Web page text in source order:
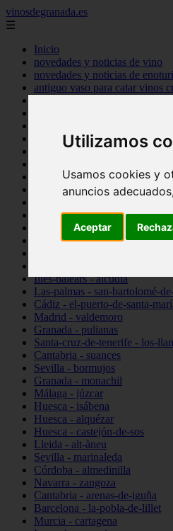
Utilizamos
Usamos cookies y
anuncios
Aceptar
vinosdegranada.es
☰
Inicio
novedades y noticias de vino
novedades y noticias de
antiguo vaso para catar vinos
Sevilla - sevilla
Barcelona - barcelona
Santa-cruz-de-tenerife - guía-
La-rioja - casalarreina
Almería - roquetas-de-mar
Illes-balears - alcúdia
Las-palmas - san-bartolomé-
Cádiz - el-puerto-de-santa-
Madrid - valdemoro
Granada - pulianas
Santa-cruz-de-tenerife - los-
Cantabria - suances
Sevilla - bormujos
Granada - monachil
Málaga - júzcar
Huesca - isábena
Huesca - alquézar
Huesca - castejón-de-sos
Lleida - alt-àneu
Sevilla - marinaleda
Córdoba - almedinilla
Navarra - zangoza
Cantabria - arenas-de-iguña
Barcelona - la-pobla-de-lillet
Murcia - cartagena